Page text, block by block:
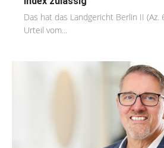
Das hat das Landgericht Berlin II (Az.
Urteil vom...